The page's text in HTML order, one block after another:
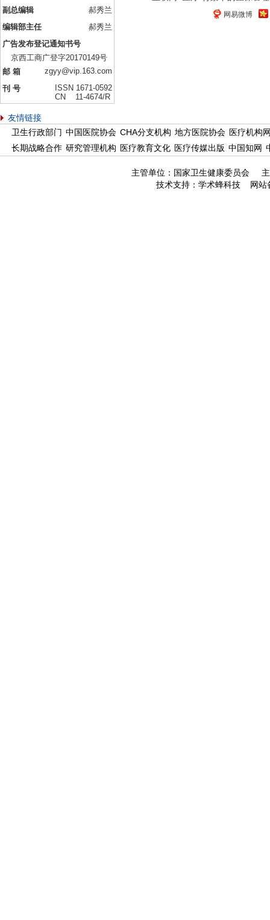
副总编辑
郝秀兰
编辑部主任
郝秀兰
广告发布登记通知书号
京西工商广登字20170149号
邮 箱
zgyy@vip.163.com
刊 号
ISSN 1671-0592
CN 11-4674/R
网易微博
友情链接
卫生行政部门 中国医院协会 CHA分支机构 地方医院协会 医疗机构
长期战略合作 研究管理机构 医疗教育文化 医疗传媒出版 中国知网
主管单位：国家卫生健康委员会
技术支持：学术蜂科技 网站